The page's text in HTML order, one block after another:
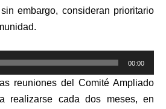
embargo, consideran prioritario
00:00
reuniones del Comité Ampliado
realizarse cada dos meses, en